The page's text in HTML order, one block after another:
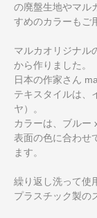
の廃盤生地やマル
すめのカラーもご
マルカオリジナル
から作りました。
日本の作家さん
テキスタイルは、
ヤ）。
カラーは、ブルー
表面の色に合わせ
ます。
繰り返し洗って使
プラスチック製の